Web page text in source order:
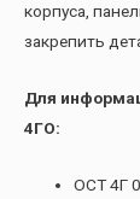
корпуса,
закрепить
Для
4ГО:
ОСТ 4Г